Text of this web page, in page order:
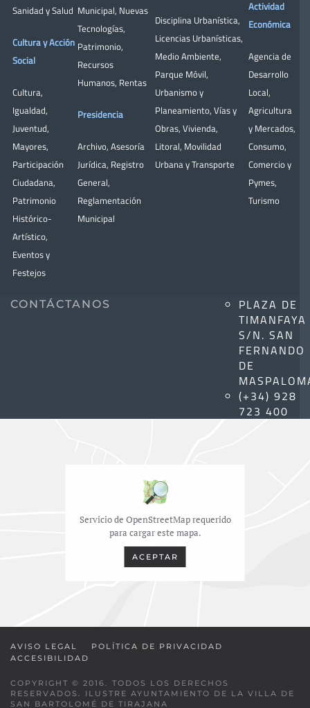
Sanidad y Salud
Cultura y Acción
Social
Cultura,
Igualdad,
Juventud,
Mayores,
Participación
Ciudadana,
Patrimonio
Histórico-
Artístico,
Eventos y
Festejos
Municipal, Nuevas
Tecnologías,
Patrimonio,
Recursos
Humanos, Rentas
Presidencia
Archivo, Asesoría
Jurídica, Registro
General,
Reglamentación
Municipal
Disciplina Urbanística,
Licencias Urbanísticas,
Medio Ambiente,
Parque Móvil,
Urbanismo y
Planeamiento, Vías y
Obras, Vivienda,
Litoral, Movilidad
Urbana y Transporte
Actividad
Económica
Agencia de
Desarrollo
Local,
Agricultura
y Mercados,
Consumo,
Comercio y
Pymes,
Turismo
CONTÁCTANOS
PLAZA DE
TIMANFAYA
S/N. SAN
FERNANDO
DE
(+34) 928
723 400
Servicio de OpenStreetMap requerido
para cargar este mapa.
ACEPTAR
AVISO LEGAL
POLÍTICA DE PRIVACIDAD
ACCESIBILIDAD
COPYRIGHT © 2016. TODOS LOS DERECHOS
RESERVADOS. ILUSTRE AYUNTAMIENTO DE LA VILLA DE
SAN BARTOLOMÉ DE TIRAJANA